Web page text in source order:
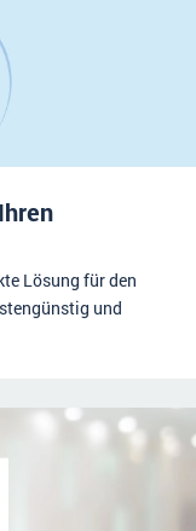
Lösung für den
und